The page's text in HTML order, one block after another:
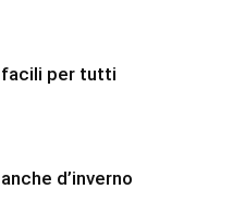
per tutti
d’inverno